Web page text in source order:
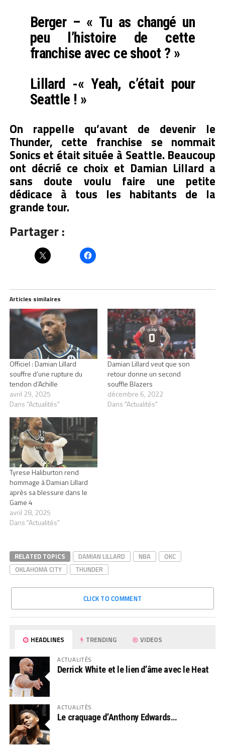
Berger – « Tu as changé un
peu l’histoire de cette
franchise avec ce shoot ? »
Lillard -« Yeah, c’était pour
Seattle ! »
On rappelle qu’avant de devenir le
Thunder, cette franchise se nommait
Sonics et était située à Seattle. Beaucoup
ont décrié ce choix et Damian Lillard a
sans doute voulu faire une petite
dédicace à tous les habitants de la
grande tour.
Partager :
Articles similaires
Officiel : Damian Lillard
souffre d’une rupture du
tendon d’Achille
avril 29, 2025
Dans "Actualités"
Damian Lillard veut que son
retour donne un second
souffle Blazers
décembre 6, 2022
Dans "Actualités"
Tyrese Haliburton rend
hommage à Damian Lillard
après sa blessure dans le
Game 4
avril 28, 2025
Dans "Actualités"
RELATED TOPICS DAMIAN LILLARD NBA
OKC
OKLAHOMA CITY
THUNDER
CLICK TO COMMENT
HEADLINES TRENDING VIDEOS
ACTUALITÉS
Derrick White et le lien d’âme avec le Heat
ACTUALITÉS
Le craquage d’Anthony Edwards…